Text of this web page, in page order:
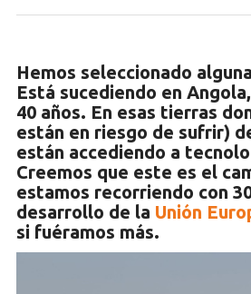
Hemos seleccionado
Está sucediendo en
40 años. En esas tierras
están en riesgo de sufrir)
están accediendo a
Creemos que este es el
estamos recorriendo con
desarrollo de la Unión
si fuéramos más.